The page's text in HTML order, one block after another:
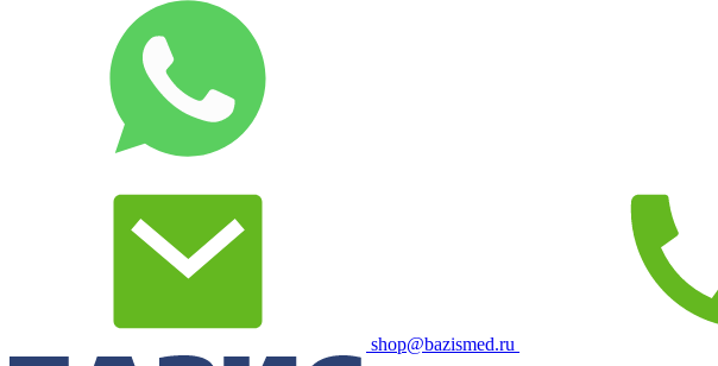
shop@bazismed.ru